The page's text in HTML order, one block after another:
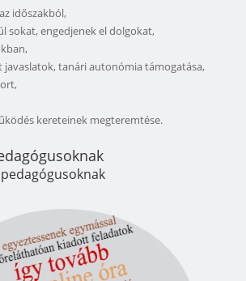
időszakból,
sokat, engedjenek el dolgokat,
javaslatok, tanári autonómia támogatása,
kereteinek megteremtése.